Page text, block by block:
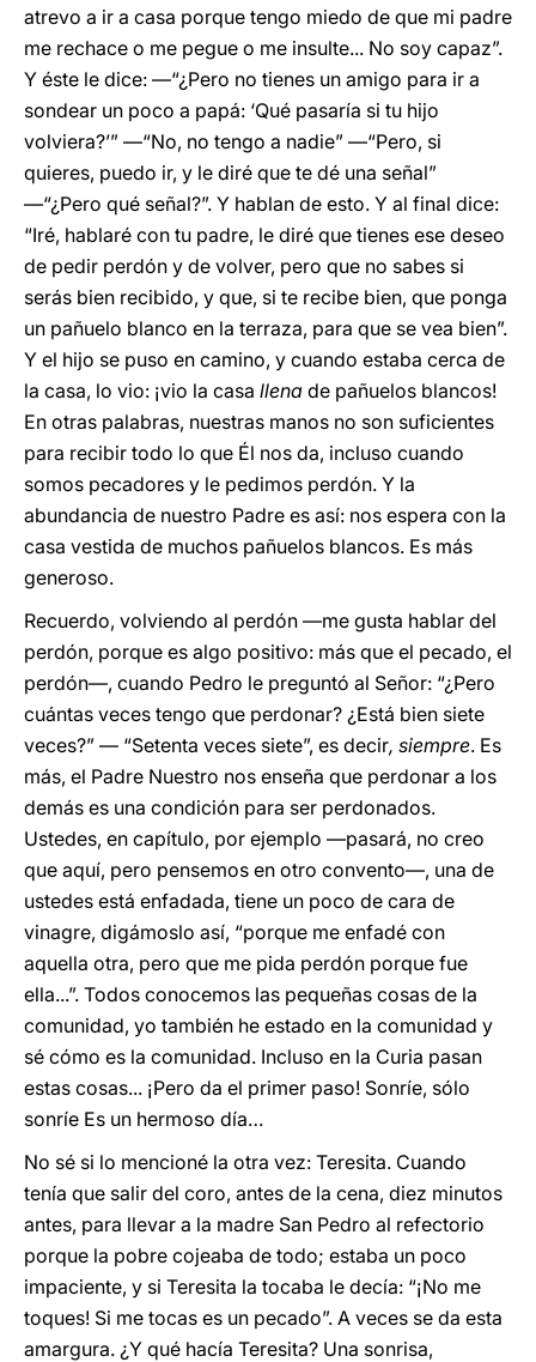
atrevo a ir a casa porque tengo miedo de que mi padre
me rechace o me pegue o me insulte... No soy capaz”.
Y éste le dice: —“¿Pero no tienes un amigo para ir a
sondear un poco a papá: ‘Qué pasaría si tu hijo
volviera?’” —“No, no tengo a nadie” —“Pero, si
quieres, puedo ir, y le diré que te dé una señal”
—“¿Pero qué señal?”. Y hablan de esto. Y al final dice:
“Iré, hablaré con tu padre, le diré que tienes ese deseo
de pedir perdón y de volver, pero que no sabes si
serás bien recibido, y que, si te recibe bien, que ponga
un pañuelo blanco en la terraza, para que se vea bien”.
Y el hijo se puso en camino, y cuando estaba cerca de
la casa, lo vio: ¡vio la casa llena de pañuelos blancos!
En otras palabras, nuestras manos no son suficientes
para recibir todo lo que Él nos da, incluso cuando
somos pecadores y le pedimos perdón. Y la
abundancia de nuestro Padre es así: nos espera con la
casa vestida de muchos pañuelos blancos. Es más
generoso.
Recuerdo, volviendo al perdón —me gusta hablar del
perdón, porque es algo positivo: más que el pecado, el
perdón—, cuando Pedro le preguntó al Señor: “¿Pero
cuántas veces tengo que perdonar? ¿Está bien siete
veces?” — “Setenta veces siete”, es decir, siempre. Es
más, el Padre Nuestro nos enseña que perdonar a los
demás es una condición para ser perdonados.
Ustedes, en capítulo, por ejemplo —pasará, no creo
que aquí, pero pensemos en otro convento—, una de
ustedes está enfadada, tiene un poco de cara de
vinagre, digámoslo así, “porque me enfadé con
aquella otra, pero que me pida perdón porque fue
ella...”. Todos conocemos las pequeñas cosas de la
comunidad, yo también he estado en la comunidad y
sé cómo es la comunidad. Incluso en la Curia pasan
estas cosas... ¡Pero da el primer paso! Sonríe, sólo
sonríe Es un hermoso día…
No sé si lo mencioné la otra vez: Teresita. Cuando
tenía que salir del coro, antes de la cena, diez minutos
antes, para llevar a la madre San Pedro al refectorio
porque la pobre cojeaba de todo; estaba un poco
impaciente, y si Teresita la tocaba le decía: “¡No me
toques! Si me tocas es un pecado”. A veces se da esta
amargura. ¿Y qué hacía Teresita? Una sonrisa,